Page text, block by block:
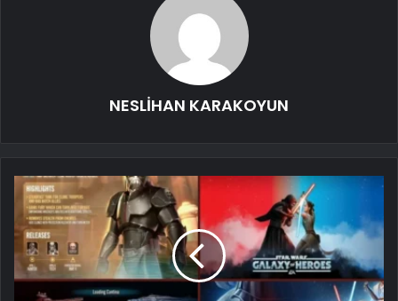
NESLİHAN KARAKOYUN